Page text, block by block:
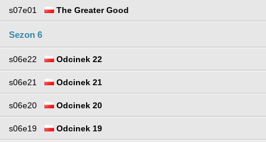
s07e01 The Greater Good
Sezon 6
s06e22 Odcinek 22
s06e21 Odcinek 21
s06e20 Odcinek 20
s06e19 Odcinek 19